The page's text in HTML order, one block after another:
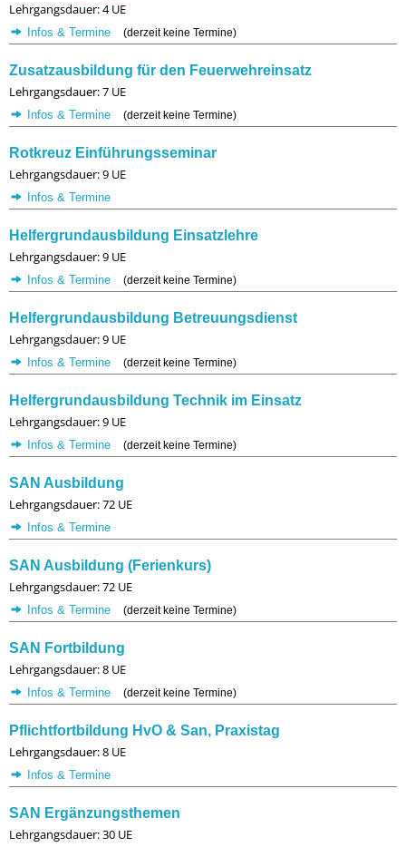
Lehrgangsdauer: 4 UE
Infos & Termine (derzeit keine Termine)
Zusatzausbildung für den Feuerwehreinsatz
Lehrgangsdauer: 7 UE
Infos & Termine (derzeit keine Termine)
Rotkreuz Einführungsseminar
Lehrgangsdauer: 9 UE
Infos & Termine
Helfergrundausbildung Einsatzlehre
Lehrgangsdauer: 9 UE
Infos & Termine (derzeit keine Termine)
Helfergrundausbildung Betreuungsdienst
Lehrgangsdauer: 9 UE
Infos & Termine (derzeit keine Termine)
Helfergrundausbildung Technik im Einsatz
Lehrgangsdauer: 9 UE
Infos & Termine (derzeit keine Termine)
SAN Ausbildung
Lehrgangsdauer: 72 UE
Infos & Termine
SAN Ausbildung (Ferienkurs)
Lehrgangsdauer: 72 UE
Infos & Termine (derzeit keine Termine)
SAN Fortbildung
Lehrgangsdauer: 8 UE
Infos & Termine (derzeit keine Termine)
Pflichtfortbildung HvO & San, Praxistag
Lehrgangsdauer: 8 UE
Infos & Termine
SAN Ergänzungsthemen
Lehrgangsdauer: 30 UE